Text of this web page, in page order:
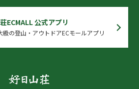
ECMALL 公式アプリ
級の登山・アウトドアECモールアプリ